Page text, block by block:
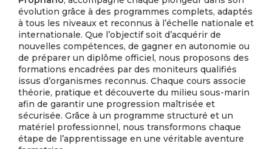
évolution grâce à des programmes complets, adaptés
à tous les niveaux et reconnus à l’échelle nationale et
internationale. Que l’objectif soit d’acquérir de
nouvelles compétences, de gagner en autonomie ou
de préparer un diplôme officiel, nous proposons des
formations encadrées par des moniteurs qualifiés
issus d’organismes reconnus. Chaque cours associe
théorie, pratique et découverte du milieu sous-marin
afin de garantir une progression maîtrisée et
sécurisée. Grâce à un programme structuré et un
matériel professionnel, nous transformons chaque
étape de l’apprentissage en une véritable aventure